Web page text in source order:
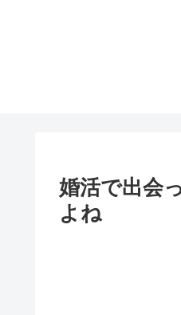
婚活で出会
よね